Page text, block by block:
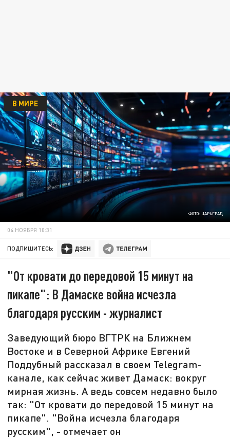
ФОТО: ЦАРЬГРАД
В МИРЕ
04 НОЯБРЯ 10:31
ПОДПИШИТЕСЬ:
"От кровати до передовой 15 минут на
пикапе": В Дамаске война исчезла
благодаря русским - журналист
Заведующий бюро ВГТРК на Ближнем
Востоке и в Северной Африке Евгений
Поддубный рассказал в своем Telegram-
канале, как сейчас живет Дамаск: вокруг
мирная жизнь. А ведь совсем недавно было
так: "От кровати до передовой 15 минут на
пикапе". "Война исчезла благодаря
русским", - отмечает он